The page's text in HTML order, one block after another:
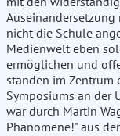
nicht die Schule
Medienwelt eben
ermöglichen und
standen im Zentrum
Symposiums an der
war durch Martin
Phänomene!" aus